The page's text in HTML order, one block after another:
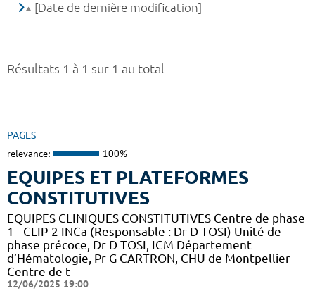
Résultats 1 à 1 sur 1 au total
PAGES
relevance: 100%
EQUIPES ET PLATEFORMES
CONSTITUTIVES
EQUIPES CLINIQUES CONSTITUTIVES Centre de phase
1 - CLIP-2 INCa (Responsable : Dr D TOSI) Unité de
phase précoce, Dr D TOSI, ICM Département
d’Hématologie, Pr G CARTRON, CHU de Montpellier
Centre de t
12/06/2025 19:00
[Date de dernière modification]